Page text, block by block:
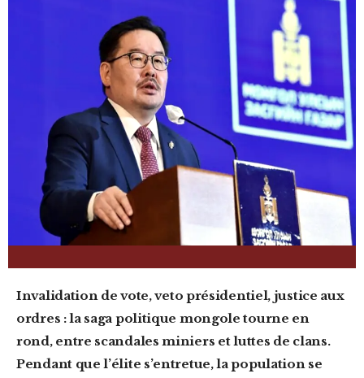
Invalidation de vote, veto présidentiel, justice aux
ordres : la saga politique mongole tourne en
rond, entre scandales miniers et luttes de clans.
Pendant que l’élite s’entretue, la population se